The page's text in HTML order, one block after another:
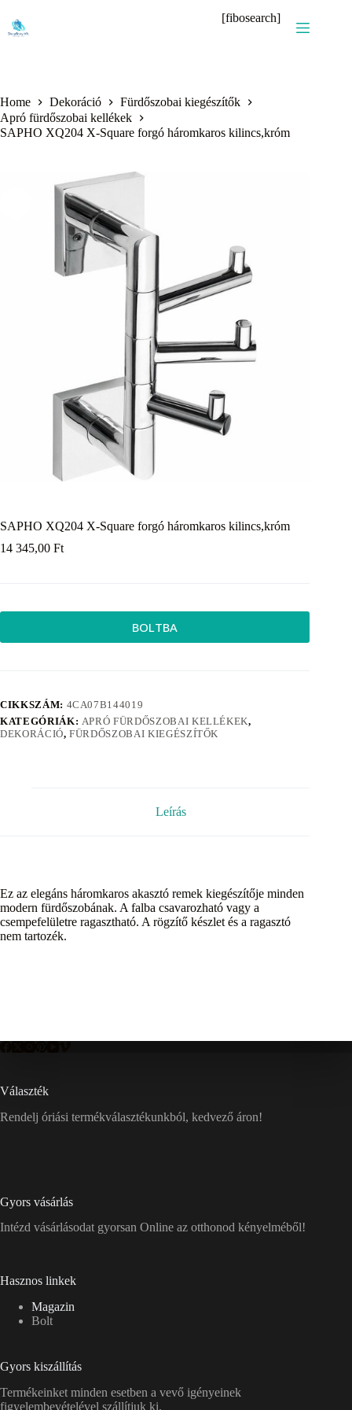
content
[fibosearch]
Home Dekoráció
Fürdőszobai kiegészítők
Apró fürdőszobai kellékek
SAPHO XQ204 X-Square forgó háromkaros kilincs,króm
SAPHO XQ204 X-Square forgó háromkaros kilincs,króm
14 345,00 Ft
BOLTBA
CIKKSZÁM: 4CA07B144019
KATEGÓRIÁK: APRÓ FÜRDŐSZOBAI KELLÉKEK,
DEKORÁCIÓ,FÜRDŐSZOBAI KIEGÉSZÍTŐK
Leírás
Ez az elegáns háromkaros akasztó remek kiegészítője minden
modern fürdőszobának. A falba csavarozható vagy a
csempefelületre ragasztható. A rögzítő készlet és a ragasztó
nem tartozék.
Választék
Rendelj óriási termékválasztékunkból, kedvező áron!
Gyors vásárlás
Intézd vásárlásodat gyorsan Online az otthonod kényelméből!
Hasznos linkek
Magazin
Bolt
Gyors kiszállítás
Termékeinket minden esetben a vevő igényeinek
figyelembevételével szállítjuk ki.